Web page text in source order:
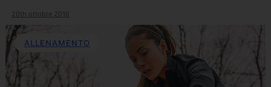
20th ottobre 2016
ALLENAMENTO